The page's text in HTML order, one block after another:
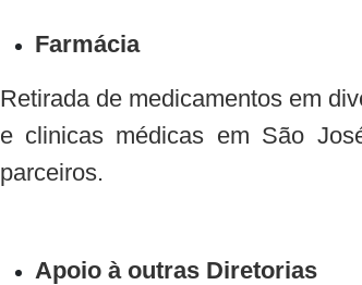
Farmácia
Retirada de medicamentos em
e clinicas médicas em São
parceiros.
Apoio à outras Diretorias